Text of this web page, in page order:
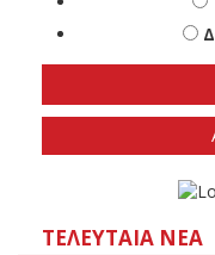
Πότε πιστεύετε
εκλογές